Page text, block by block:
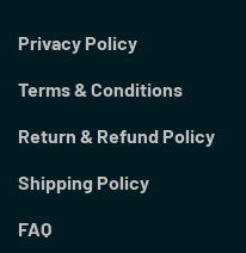
Privacy Policy
Terms & Conditions
Return & Refund Policy
Shipping Policy
FAQ